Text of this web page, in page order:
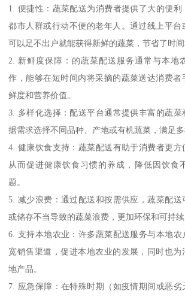
1. 便捷性：蔬菜配送为消费者提供了大的便
都市人群或行动不便的老年人。通过线上平台
可以足不出户就能获得新鲜的蔬菜，节省了时间
2. 新鲜度保障：的蔬菜配送服务通常与本地
作，能够在短时间内将采摘的蔬菜送达消费者
鲜度和营养价值。
3. 多样化选择：配送平台通常提供丰富的蔬
据需求选择不同品种、产地或有机蔬菜，满足多
4. 健康饮食支持：蔬菜配送有助于消费者更方
从而促进健康饮食习惯的养成，降低因饮食
题。
5. 减少浪费：通过配送和按需供应，蔬菜配
或储存不当导致的蔬菜浪费，更加环保和可持续
6. 支持本地农业：许多蔬菜配送服务与本地
宽销售渠道，促进本地农业的发展，同时也为
地产品。
7. 应急保障：在特殊时期（如疫情期间或恶